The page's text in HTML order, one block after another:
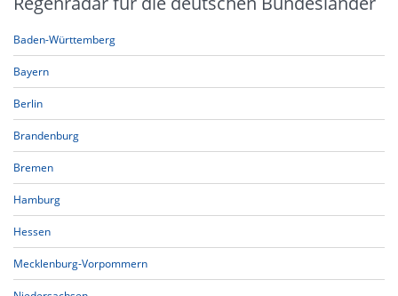
Baden-Württemberg
Bayern
Berlin
Brandenburg
Bremen
Hamburg
Hessen
Mecklenburg-Vorpommern